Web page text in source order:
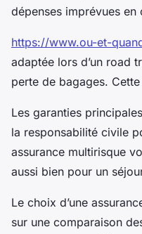
dépenses imprévues
https://www.ou-et-
adaptée lors d’un road
perte de bagages.
Les garanties
la responsabilité civile
assurance multirisque
aussi bien pour un
Le choix d’une
sur une comparaison